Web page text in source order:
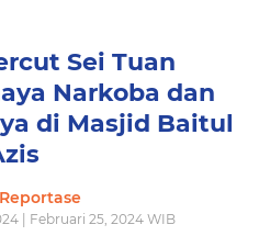
Sei Tuan
Narkoba dan
di Masjid Baitul
| Februari 25, 2024 WIB